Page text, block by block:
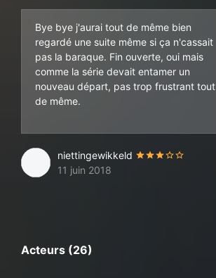
Bye bye j'aurai tout de même bien
regardé une suite même si ça n'cassait
pas la baraque. Fin ouverte, oui mais
comme la série devait entamer un
nouveau départ, pas trop frustrant tout
de même.
niettingewikkeld
11 juin 2018
Acteurs (26)